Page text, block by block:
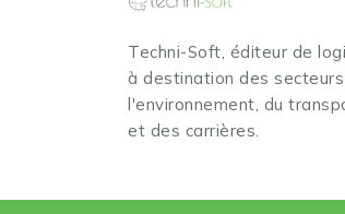
Techni-Soft, éditeur de
à destination des
l'environnement, du
et des carrières.